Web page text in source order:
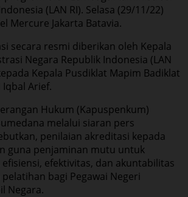
(LAN RI). Selasa (29/11/22)
Mercure Jakarta Batavia.
secara resmi diberikan oleh Kepala
Negara Republik Indonesia (LAN
Kepala Pusdiklat Mapim Badiklat
Iqbal Arief.
Hukum (Kapuspenkum)
melalui siaran pers
penilaian akreditasi kepada
guna penjaminan mutu untuk
efektivitas, dan akuntabilitas
bagi Pegawai Negeri
Negara.